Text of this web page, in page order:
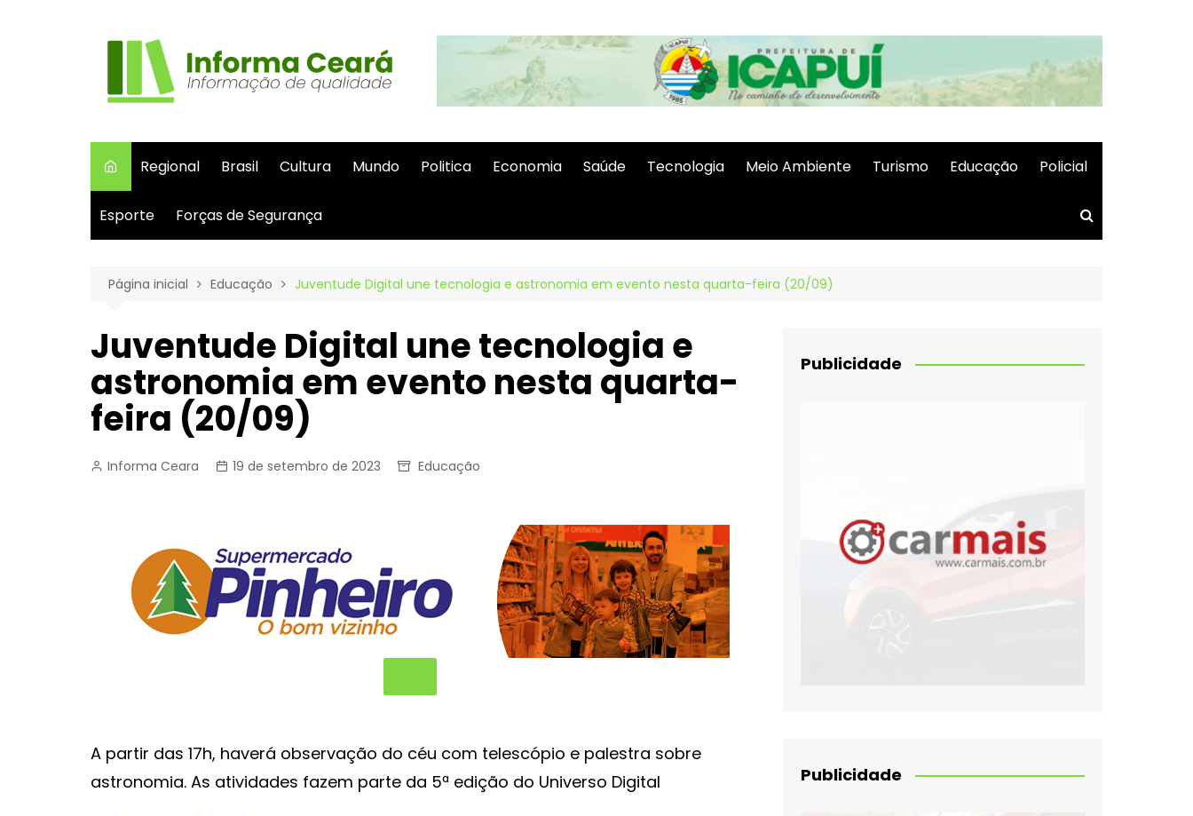
Regional Brasil Cultura Mundo Politica Economia Saúde Tecnologia Meio Ambiente Turismo Educação Policial
Esporte Forças de Segurança
Página inicial Educação Juventude Digital une tecnologia e astronomia em evento nesta quarta-feira (20/09)
Juventude Digital une tecnologia e
astronomia em evento nesta quarta-
feira (20/09)
Informa Ceara 19 de setembro de 2023 Educação
A partir das 17h, haverá observação do céu com telescópio e palestra sobre
astronomia. As atividades fazem parte da 5ª edição do Universo Digital
Publicidade
Publicidade